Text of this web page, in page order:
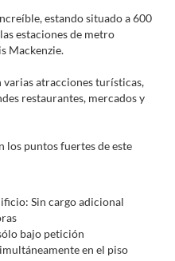
estando situado a 600
estaciones de metro
Mackenzie.
varias atracciones turísticas,
restaurantes, mercados y
los puntos fuertes de este
Sin cargo adicional
bajo petición
en el piso